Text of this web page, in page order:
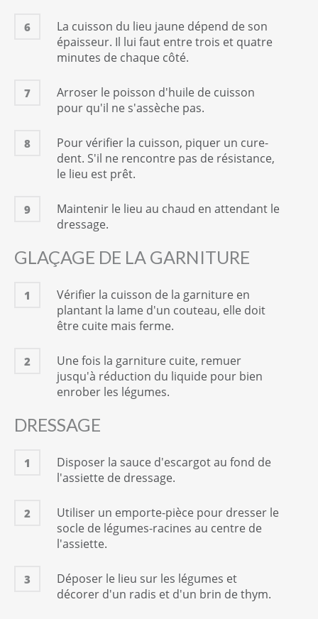
6
La cuisson du lieu jaune dépend de son
épaisseur. Il lui faut entre trois et quatre
minutes de chaque côté.
7
Arroser le poisson d'huile de cuisson
pour qu'il ne s'assèche pas.
8
Pour vérifier la cuisson, piquer un cure-
dent. S'il ne rencontre pas de résistance,
le lieu est prêt.
9
Maintenir le lieu au chaud en attendant le
dressage.
GLAÇAGE DE LA GARNITURE
1
Vérifier la cuisson de la garniture en
plantant la lame d'un couteau, elle doit
être cuite mais ferme.
2
Une fois la garniture cuite, remuer
jusqu'à réduction du liquide pour bien
enrober les légumes.
DRESSAGE
1
Disposer la sauce d'escargot au fond de
l'assiette de dressage.
2
Utiliser un emporte-pièce pour dresser le
socle de légumes-racines au centre de
l'assiette.
3
Déposer le lieu sur les légumes et
décorer d'un radis et d'un brin de thym.